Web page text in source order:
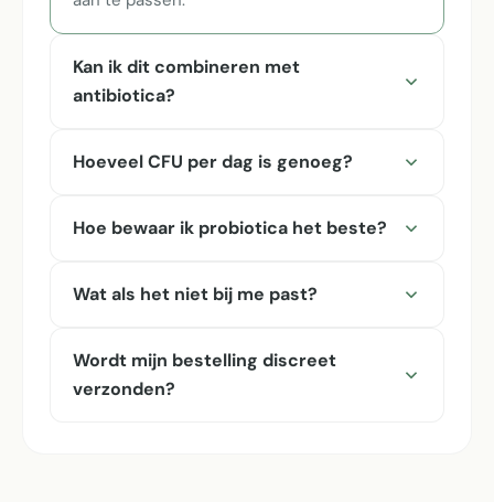
Kan ik dit combineren met
antibiotica?
Hoeveel CFU per dag is genoeg?
Hoe bewaar ik probiotica het beste?
Wat als het niet bij me past?
Wordt mijn bestelling discreet
verzonden?